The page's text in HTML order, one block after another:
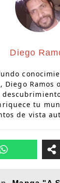
Diego
Diego Ramos
tu
de vista